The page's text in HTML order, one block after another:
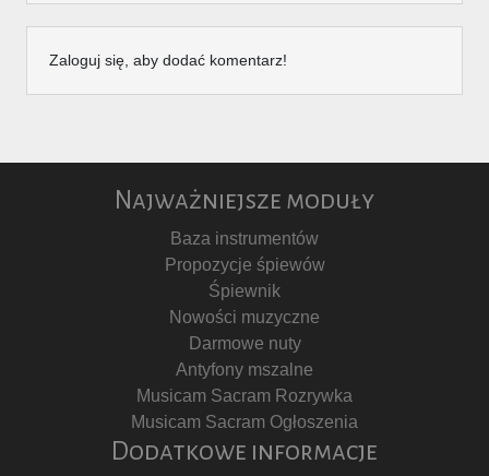
Zaloguj się, aby dodać komentarz!
Najważniejsze moduły
Baza instrumentów
Propozycje śpiewów
Śpiewnik
Nowości muzyczne
Darmowe nuty
Antyfony mszalne
Musicam Sacram Rozrywka
Musicam Sacram Ogłoszenia
Dodatkowe informacje